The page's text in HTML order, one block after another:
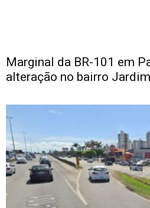
Marginal da BR-101 em
alteração no bairro